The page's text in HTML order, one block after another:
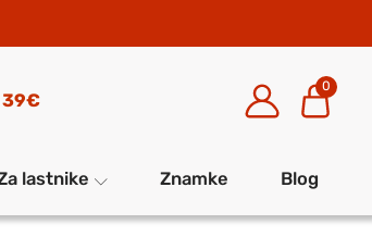
39€
0
lastnike Znamke Blog